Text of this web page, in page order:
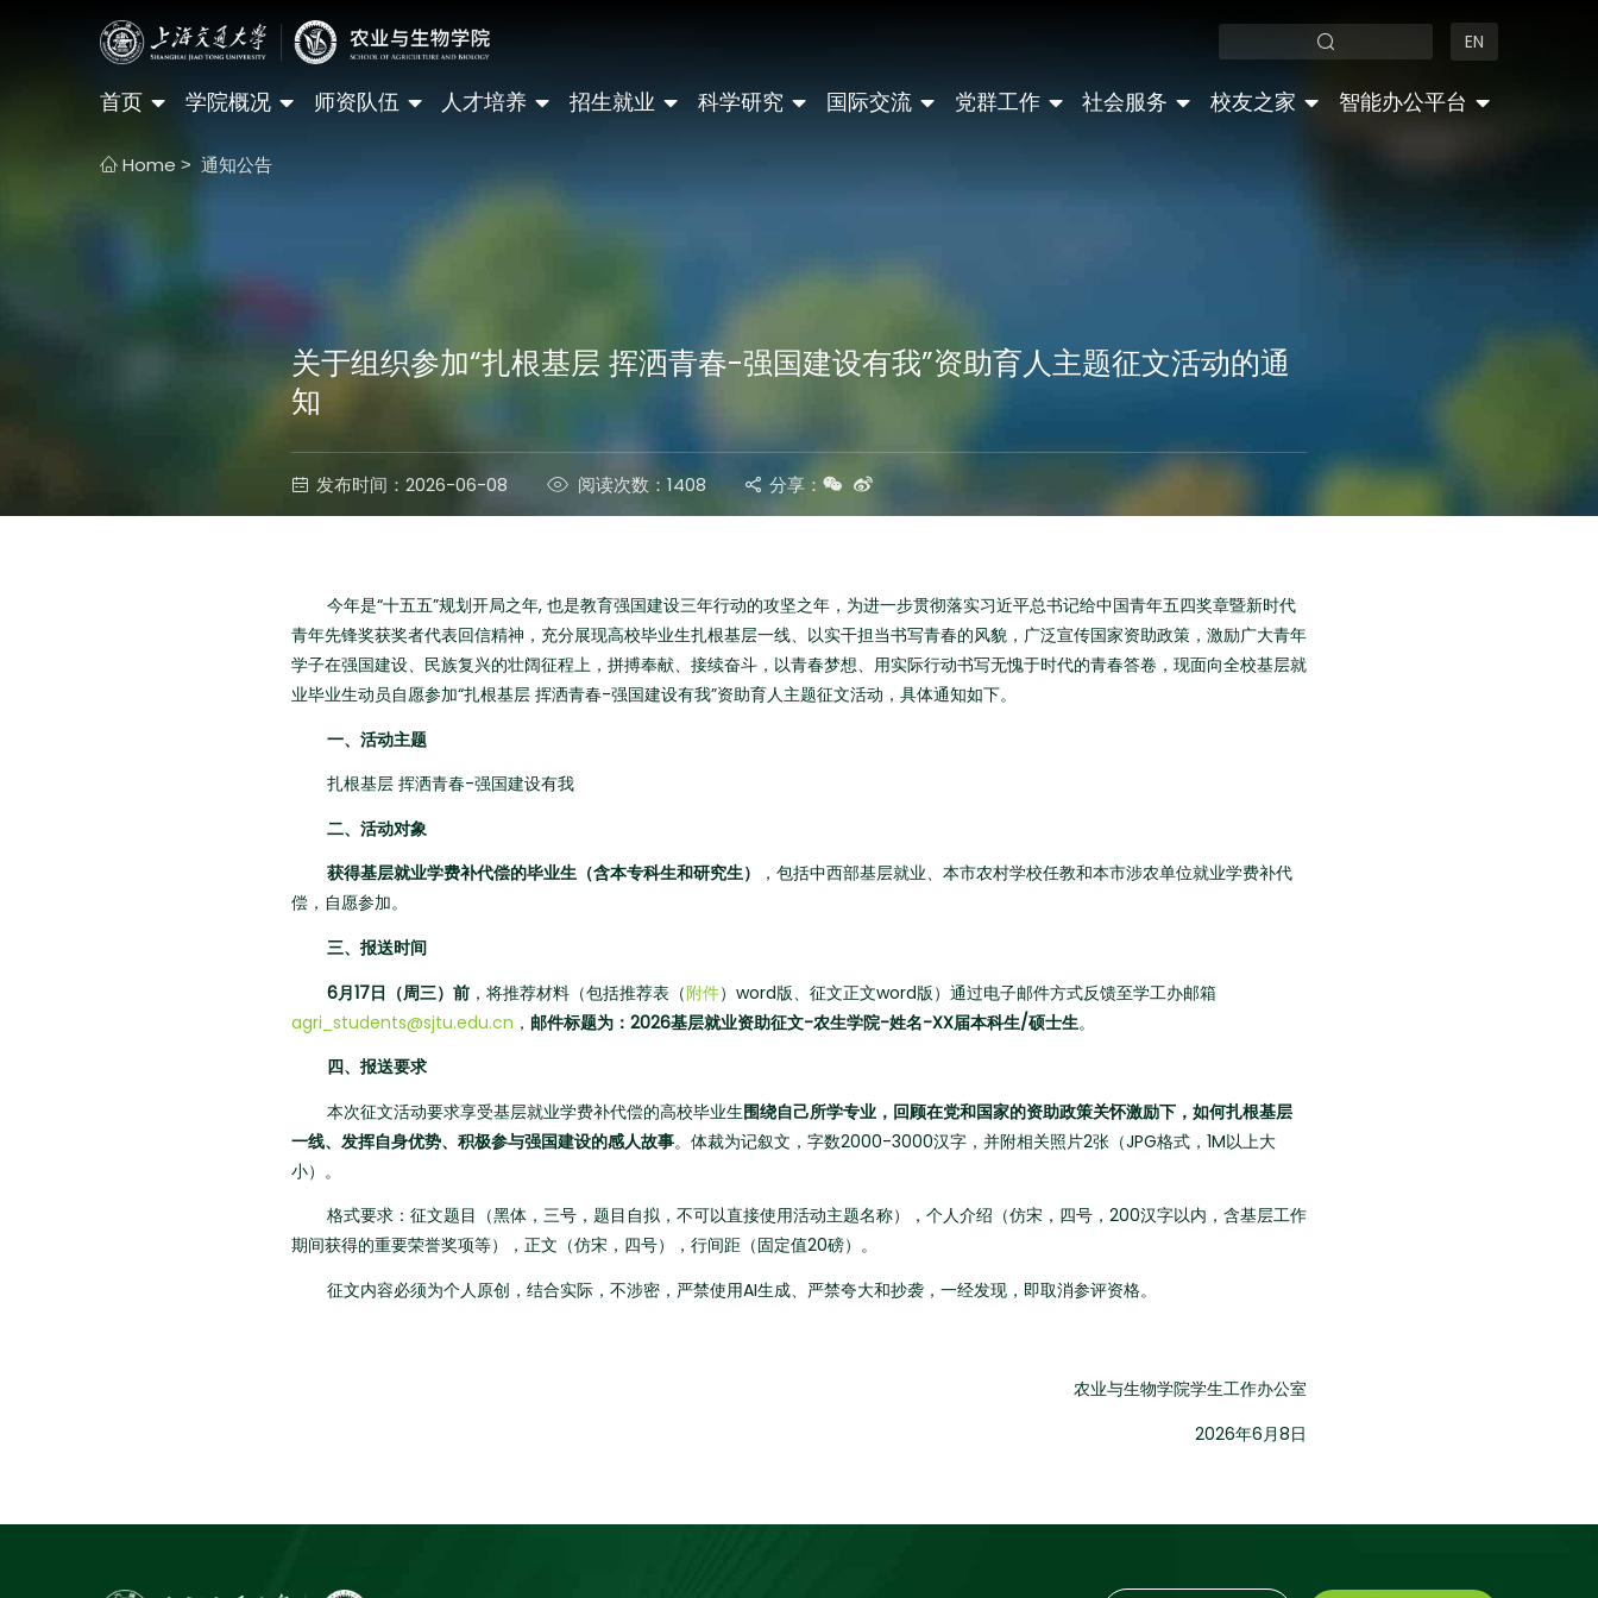
EN
首页 学院概况 师资队伍 人才培养 招生就业 科学研究 国际交流 党群工作 社会服务 校友之家 智能办公平台
Home > 通知公告
关于组织参加“扎根基层 挥洒青春-强国建设有我”资助育人主题征文活动的通
知
发布时间：2026-06-08 阅读次数：1408 分享：
今年是“十五五”规划开局之年, 也是教育强国建设三年行动的攻坚之年，为进一步贯彻落实习近平总书记给中国青年五四奖章暨新时代
青年先锋奖获奖者代表回信精神，充分展现高校毕业生扎根基层一线、以实干担当书写青春的风貌，广泛宣传国家资助政策，激励广大青年
学子在强国建设、民族复兴的壮阔征程上，拼搏奉献、接续奋斗，以青春梦想、用实际行动书写无愧于时代的青春答卷，现面向全校基层就
业毕业生动员自愿参加“扎根基层 挥洒青春-强国建设有我”资助育人主题征文活动，具体通知如下。
一、活动主题
扎根基层 挥洒青春-强国建设有我
二、活动对象
获得基层就业学费补代偿的毕业生（含本专科生和研究生）
，包括中西部基层就业、本市农村学校任教和本市涉农单位就业学费补代
偿，自愿参加。
三、报送时间
6月17日（周三）前 ，将推荐材料（包括推荐表（附件）word版、征文正文word版）通过电子邮件方式反馈至学工办邮箱
agri_students@sjtu.edu.cn ， 邮件标题为：2026基层就业资助征文-农生学院-姓名-XX届本科生/硕士生。
四、报送要求
本次征文活动要求享受基层就业学费补代偿的高校毕业生围绕自己所学专业，回顾在党和国家的资助政策关怀激励下，如何扎根基层
一线、发挥自身优势、积极参与强国建设的感人故事。体裁为记叙文，字数2000-3000汉字，并附相关照片2张（JPG格式，1M以上大
小）。
格式要求：征文题目（黑体，三号，题目自拟，不可以直接使用活动主题名称），个人介绍（仿宋，四号，200汉字以内，含基层工作
期间获得的重要荣誉奖项等），正文（仿宋，四号），行间距（固定值20磅）。
征文内容必须为个人原创，结合实际，不涉密，严禁使用AI生成、严禁夸大和抄袭，一经发现，即取消参评资格。
农业与生物学院学生工作办公室
2026年6月8日